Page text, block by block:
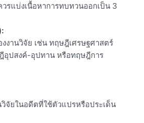
รแบ่งเนื้อหาการทบทวนออกเป็น 3
งานวิจัย เช่น ทฤษฎีเศรษฐศาสตร์
ปสงค์-อุปทาน หรือทฤษฎีการ
จัยในอดีตที่ใช้ตัวแปรหรือประเด็น